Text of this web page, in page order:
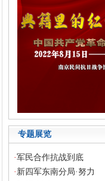
专题展览
·军民合作抗战到底
· 新四军东南分局·努力